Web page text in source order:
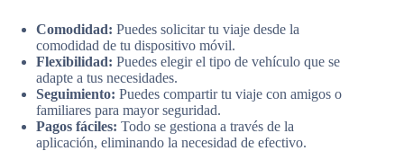
Comodidad: Puedes solicitar tu viaje desde la
comodidad de tu dispositivo móvil.
Flexibilidad: Puedes elegir el tipo de vehículo que se
adapte a tus necesidades.
Seguimiento: Puedes compartir tu viaje con amigos o
familiares para mayor seguridad.
Pagos fáciles: Todo se gestiona a través de la
aplicación, eliminando la necesidad de efectivo.